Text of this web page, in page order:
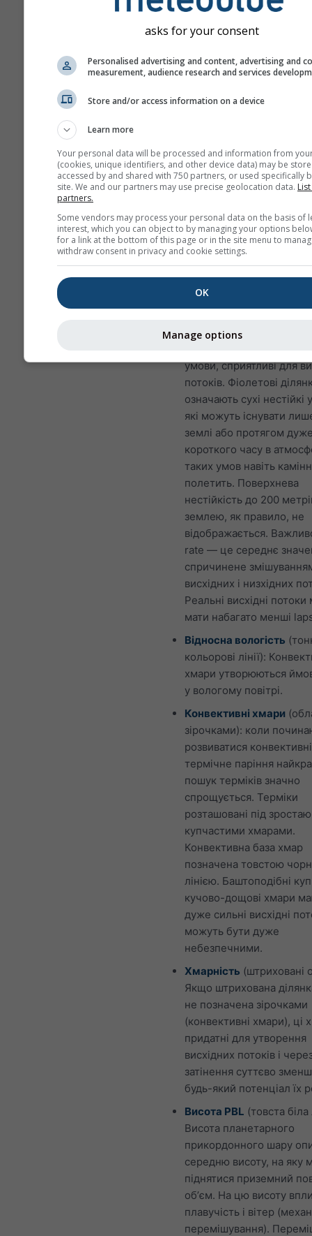
Це приклад відмінних умов
паріння, які часто
Біттервассері (Намібія) –
найкращих місць для паріння
більшості регіонів, але
Lapse rate вимірюється
Точне значення
цифрами на контурних
Інверсії (дуже стійкі
мають додатні значення
зафарбовані від
червоного. Межа між
атмосферним умовам.
умови, сприятливі для
потоків. Фіолетові
означають сухі нестійкі
які можуть існувати
землі або протягом
короткого часу в
таких умов навіть
полетить. Поверхнева
нестійкість до 200
землею, як правило, не
відображається.
rate — це середнє
спричинене
висхідних і низхідних
Реальні висхідні
мати набагато менші
Відносна вологість
кольорові лінії):
хмари утворюються
у вологому повітрі.
Конвективні хмари
зірочками): коли
розвиватися
термічне паріння
пошук терміків значно
спрощується. Терміки
розташовані під
купчастими хмарами.
Конвективна база хмар
позначена товстою
лінією. Баштоподібні
кучово-дощові хмари
дуже сильні висхідні
можуть бути дуже
небезпечними.
Хмарність (штриховані
Якщо штрихована
не позначена зірочками
(конвективні хмари), ці
придатні для утворення
висхідних потоків і
затінення суттєво
будь-який потенціал їх
Висота PBL (товста біла
Висота планетарного
прикордонного шару
середню висоту, на яку
піднятися приземний
обʼєм. На цю висоту
плавучість і вітер
перемішування).
asks for your consent
Personalised advertising and content, advertising and
measurement, audience research and services
Store and/or access information on a device
Learn more
Your personal data will be processed and information from
(cookies, unique identifiers, and other device data) may be
accessed by and shared with 750 partners, or used specifically
site. We and our partners may use precise geolocation data.
partners.
Some vendors may process your personal data on the basis of
interest, which you can object to by managing your options
for a link at the bottom of this page or in the site menu to
withdraw consent in privacy and cookie settings.
OK
Manage options